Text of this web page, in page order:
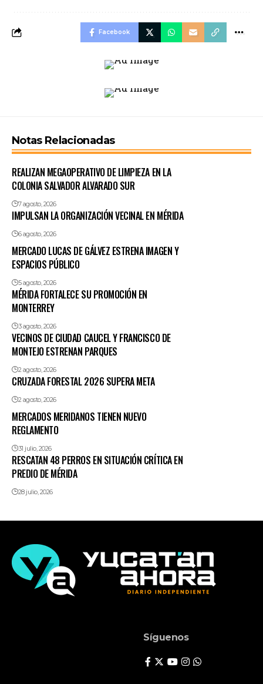
Facebook
Notas Relacionadas
REALIZAN MEGAOPERATIVO DE LIMPIEZA EN LA
COLONIA SALVADOR ALVARADO SUR
7 agosto, 2026
IMPULSAN LA ORGANIZACIÓN VECINAL EN MÉRIDA
6 agosto, 2026
MERCADO LUCAS DE GÁLVEZ ESTRENA IMAGEN Y
ESPACIOS PÚBLICO
5 agosto, 2026
MÉRIDA FORTALECE SU PROMOCIÓN EN
MONTERREY
3 agosto, 2026
VECINOS DE CIUDAD CAUCEL Y FRANCISCO DE
MONTEJO ESTRENAN PARQUES
2 agosto, 2026
CRUZADA FORESTAL 2026 SUPERA META
2 agosto, 2026
MERCADOS MERIDANOS TIENEN NUEVO
REGLAMENTO
31 julio, 2026
RESCATAN 48 PERROS EN SITUACIÓN CRÍTICA EN
PREDIO DE MÉRIDA
28 julio, 2026
Síguenos